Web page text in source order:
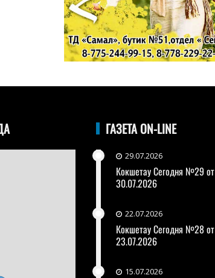
ГАЗЕТА ON-LINE
29.07.2026
Кокшетау Сегодня №29 от
30.07.2026
22.07.2026
Кокшетау Сегодня №28 от
23.07.2026
15.07.2026